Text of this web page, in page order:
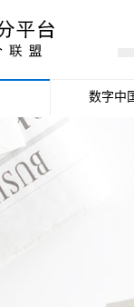
数字中